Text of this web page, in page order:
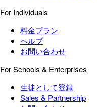
For Individuals
料金プラン
ヘルプ
お問い合わせ
For Schools & Enterprises
生徒として登録
Sales & Partnership